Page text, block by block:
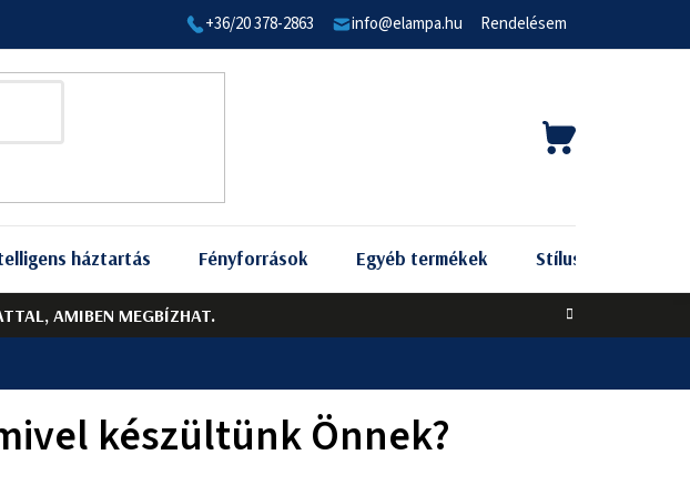
AMIBEN MEGBÍZHAT.
+36/20 378-2863 info@elampa.hu Rendelésem
KOSÁR
háztartás Fényforrások Egyéb termékek Stílus szerint
készültünk Önnek?